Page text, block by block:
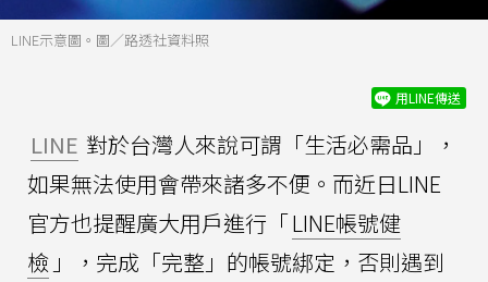
LINE示意圖。圖／路透社資料照
用LINE傳送
LINE 對於台灣人來說可謂「生活必需品」，
如果無法使用會帶來諸多不便。而近日LINE
官方也提醒廣大用戶進行「LINE帳號健
檢 」，完成「完整」的帳號綁定，否則遇到